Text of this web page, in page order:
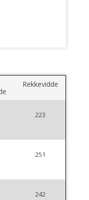
Rekkevidde
223
251
242